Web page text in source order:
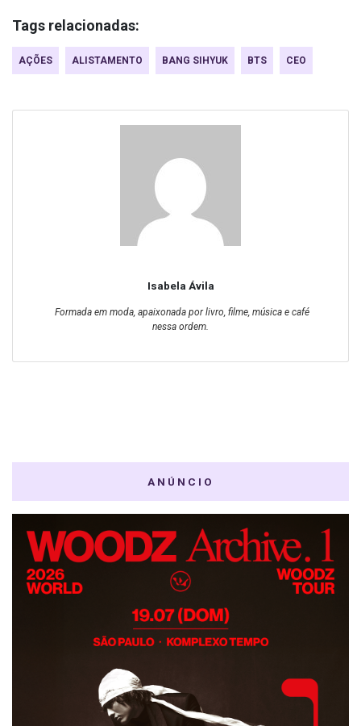
Tags relacionadas:
AÇÕES ALISTAMENTO BANG SIHYUK BTS CEO
Isabela Ávila
Formada em moda, apaixonada por livro, filme, música e café
nessa ordem.
ANÚNCIO